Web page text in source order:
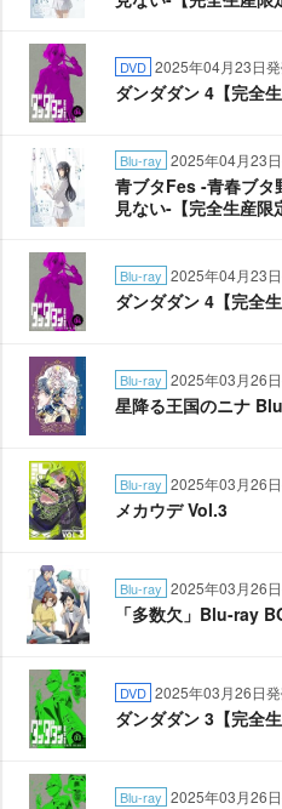
DVD 2025年04月23日
ダンダダン 4【完全生
Blu-ray 2025年04月23
青ブタFes -青春ブタ
見ない-【完全生産限
Blu-ray 2025年04月23
ダンダダン 4【完全生
Blu-ray 2025年03月26
星降る王国のニナ
Blu-ray 2025年03月26
メカウデ Vol.3
Blu-ray 2025年03月26
「多数欠」Blu-ray
DVD 2025年03月26日
ダンダダン 3【完全生
Blu-ray 2025年03月26